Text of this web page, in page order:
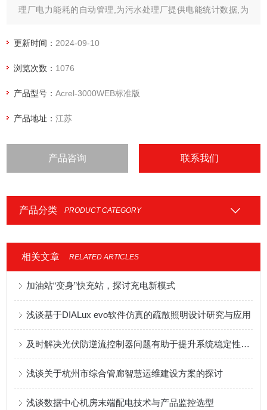
理厂电力能耗的自动管理,为污水处理厂提供电能统计数据,为
更新时间： 2024-09-10
浏览次数： 1076
产品型号：Acrel-3000WEB标准版
产品地址：江苏
产品咨询 联系我们
产品分类 PRODUCT CATEGORY
相关文章 RELATED ARTICLES
加油站“变身”快充站，探讨充电新模式
浅谈基于DIALux evo软件仿真的疏散照明设计研究与应用
及时解决光伏防逆流控制器问题有助于提升系统稳定性与运维效率
浅谈关于杭州市综合管廊智慧运维建设方案的探讨
浅谈数据中心机房末端配电技术与产品监控选型